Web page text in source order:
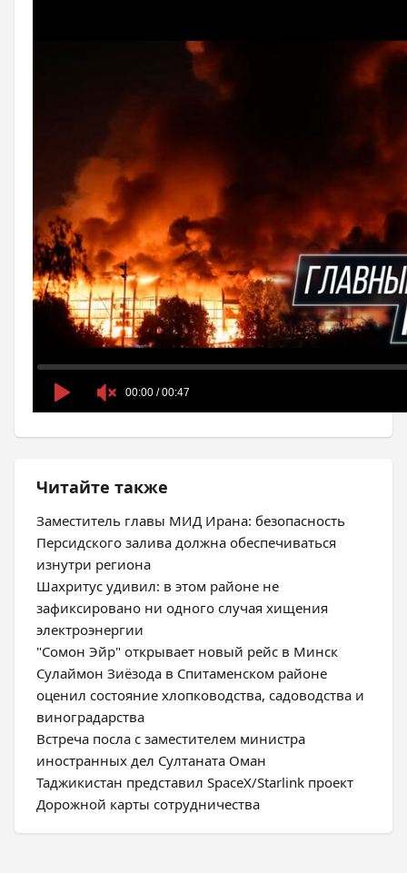
Читайте также
Заместитель главы МИД Ирана: безопасность
Персидского залива должна обеспечиваться
изнутри региона
Шахритус удивил: в этом районе не
зафиксировано ни одного случая хищения
электроэнергии
"Сомон Эйр" открывает новый рейс в Минск
Сулаймон Зиёзода в Спитаменском районе
оценил состояние хлопководства, садоводства и
виноградарства
Встреча посла с заместителем министра
иностранных дел Султаната Оман
Таджикистан представил SpaceX/Starlink проект
Дорожной карты сотрудничества